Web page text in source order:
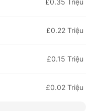
£0.35 Triệu
£0.22 Triệu
£0.15 Triệu
£0.02 Triệu